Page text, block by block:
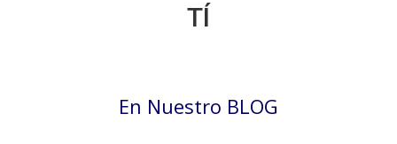
TÍ
En Nuestro BLOG